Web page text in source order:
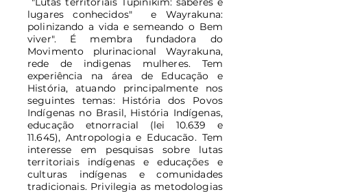
lugares conhecidos" e Wayrakuna:
polinizando a vida e semeando o Bem
viver". É membra fundadora do
Movimento plurinacional Wayrakuna,
rede de indigenas mulheres. Tem
experiência na área de Educação e
História, atuando principalmente nos
seguintes temas: História dos Povos
Indígenas no Brasil, História Indígenas,
educação etnorracial (lei 10.639 e
11.645), Antropologia e Educacão. Tem
interesse em pesquisas sobre lutas
territoriais indígenas e educações e
culturas indígenas e comunidades
tradicionais. Privilegia as metodologias